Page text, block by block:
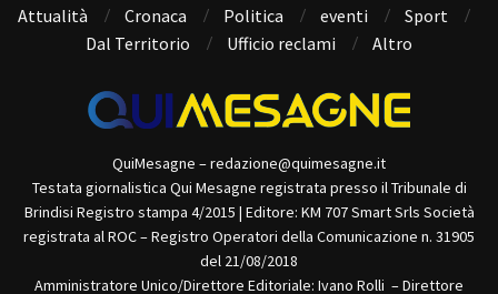
Attualità Cronaca Politica eventi
Sport
Dal Territorio
Ufficio reclami Altro
QuiMesagne – redazione@quimesagne.it
Testata giornalistica Qui Mesagne registrata presso il Tribunale di
Brindisi Registro stampa 4/2015 | Editore: KM 707 Smart Srls Società
registrata al ROC – Registro Operatori della Comunicazione n. 31905
del 21/08/2018
Amministratore Unico/Direttore Editoriale: Ivano Rolli – Direttore